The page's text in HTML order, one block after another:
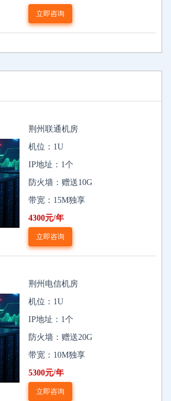
立即咨询
荆州联通机房
机位：1U
IP地址：1个
防火墙：赠送10G
带宽：15M独享
4300元/年
立即咨询
荆州电信机房
机位：1U
IP地址：1个
防火墙：赠送20G
带宽：10M独享
5300元/年
立即咨询